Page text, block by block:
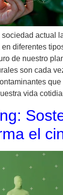
sociedad actual
diferentes
de nuestro
son cada
vida
el